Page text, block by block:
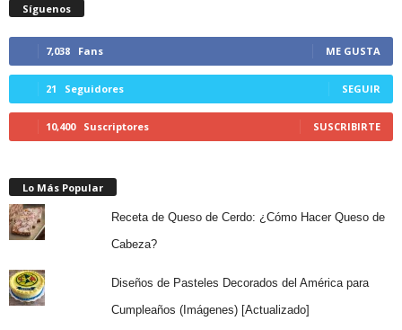
Síguenos
7,038 Fans ME GUSTA
21 Seguidores SEGUIR
10,400 Suscriptores SUSCRIBIRTE
Lo Más Popular
Receta de Queso de Cerdo: ¿Cómo Hacer Queso de
Cabeza?
Diseños de Pasteles Decorados del América para
Cumpleaños (Imágenes) [Actualizado]